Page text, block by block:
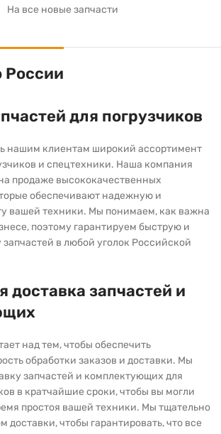
На все новые запчасти
России
для погрузчиков
нашим клиентам широкий ассортимент
и спецтехники. Наша компания
продаже высококачественных
обеспечивают надежную и
вашей техники. Мы понимаем, как важна
поэтому гарантируем быструю и
в любой уголок Российской
доставка запчастей и
над тем, чтобы обеспечить
обработки заказов и доставки. Мы
запчастей и комплектующих для
в кратчайшие сроки, чтобы вы могли
простоя вашей техники. Мы тщательно
доставки, чтобы гарантировать, что все